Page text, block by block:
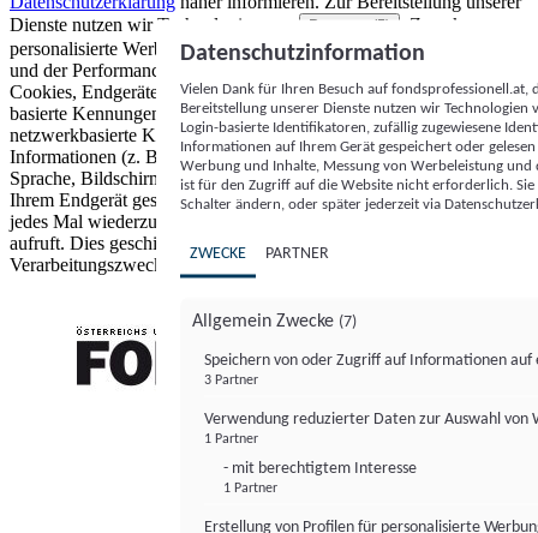
Dienste nutzen wir Technologien von
Partnern (5)
. Zwecke:
personalisierte Werbung und Inhalte, Messung von Werbeleistung
und der Performance von Inhalten sowie Zielgruppenforschung.
Cookies, Endgeräte- oder ähnliche Online-Kennungen (z. B. login-
basierte Kennungen, zufällig generierte Kennungen,
netzwerkbasierte Kennungen) können zusammen mit anderen
Informationen (z. B. Browsertyp und Browserinformationen,
Sprache, Bildschirmgröße, unterstützte Technologien usw.) auf
Ihrem Endgerät gespeichert oder von dort ausgelesen werden, um es
jedes Mal wiederzuerkennen, wenn es eine App oder einer Webseite
aufruft. Dies geschieht für einen oder mehrere der hier aufgeführten
Verarbeitungszwecke.
Datenschutzinformation
Vielen Dank für Ihren Besuch auf
Bereitstellung unserer Dienste nutzen wir Technologien
Login-basierte Identifikatoren, zufällig zugewiesene
Informationen auf Ihrem Gerät gespeichert oder
Werbung und Inhalte, Messung von Werbeleistung
ist für den Zugriff auf die Website nicht erforderlich.
Schalter ändern, oder später jederzeit via
ZWECKE PARTNER
Allgemein Zwecke (7)
Speichern von oder Zugriff auf Informationen auf
3 Partner
Verwendung reduzierter Daten zur Auswahl von
1 Partner
- mit berechtigtem Interesse
1 Partner
Erstellung von Profilen für personalisierte
FONDS professionell